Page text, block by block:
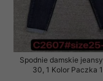
Spodnie damskie
30, 1 Kolor Paczka